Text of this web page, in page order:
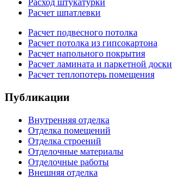
Расход штукатурки
Расчет шпатлевки
Расчет подвесного потолка
Расчет потолка из гипсокартона
Расчет напольного покрытия
Расчет ламината и паркетной доски
Расчет теплопотерь помещения
Публикации
Внутренняя отделка
Отделка помещений
Отделка строений
Отделочные материалы
Отделочные работы
Внешняя отделка